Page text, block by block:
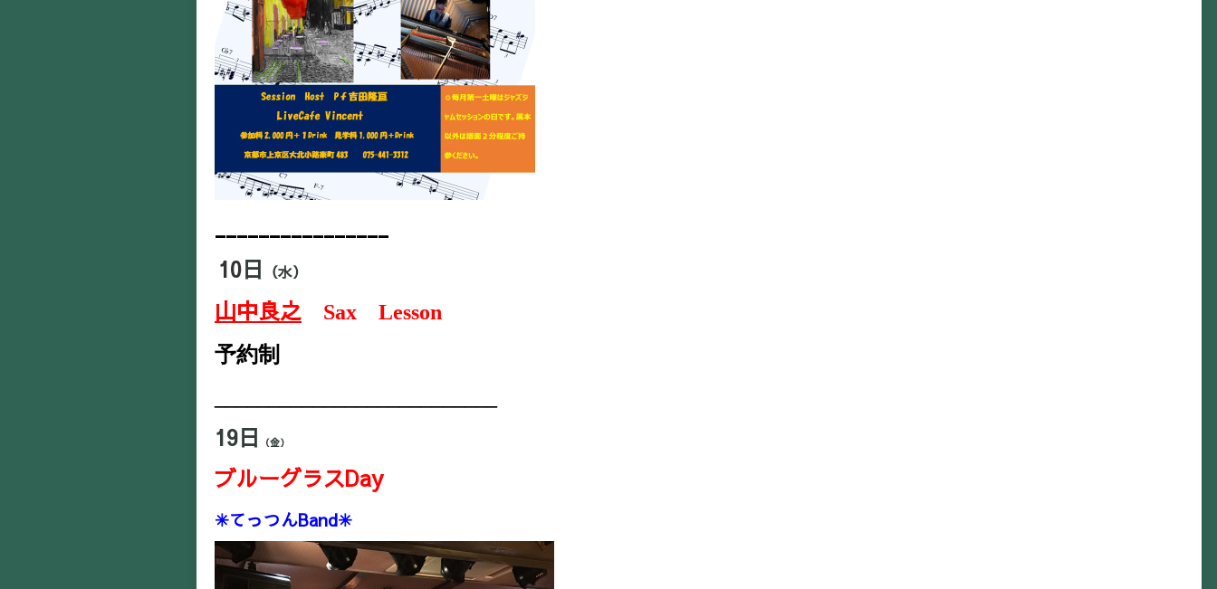
________________
10日 （水）
山中良之
Sax Lesson
予約制
19日 （金）
ブルーグラスDay
✳︎てっつんBand✳︎